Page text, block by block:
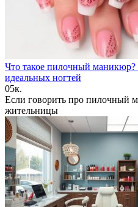
Что такое пилочный маникюр?
идеальных ногтей
05к.
Если говорить про пилочный
жительницы